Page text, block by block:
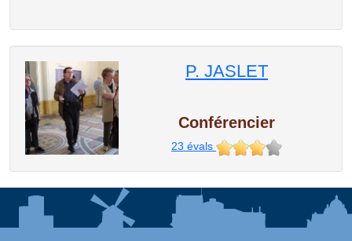
P. JASLET
Conférencier
23 évals